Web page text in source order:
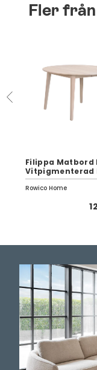
Fler
Filippa Matbord
Vitpigmenterad
Rowico Home